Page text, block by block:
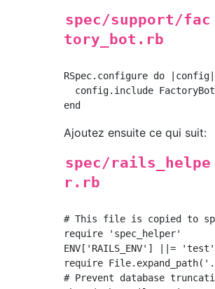
spec/support/fac
tory_bot.rb
RSpec.configure do |config|
config.include
Ajoutez ensuite ce qui suit:
spec/rails_helpe
r.rb
# This file is copied to
require 'spec_helper'
ENV['RAILS_ENV'] ||= 'test'
require
# Prevent database